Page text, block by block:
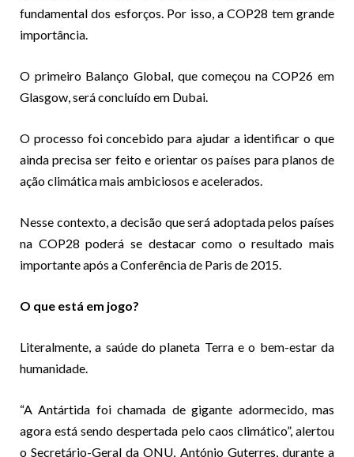
fundamental dos esforços. Por isso, a COP28 tem grande
importância.
O primeiro Balanço Global, que começou na COP26 em
Glasgow, será concluído em Dubai.
O processo foi concebido para ajudar a identificar o que
ainda precisa ser feito e orientar os países para planos de
ação climática mais ambiciosos e acelerados.
Nesse contexto, a decisão que será adoptada pelos países
na COP28 poderá se destacar como o resultado mais
importante após a Conferência de Paris de 2015.
O que está em jogo?
Literalmente, a saúde do planeta Terra e o bem-estar da
humanidade.
“A Antártida foi chamada de gigante adormecido, mas
agora está sendo despertada pelo caos climático”, alertou
o Secretário-Geral da ONU, António Guterres, durante a